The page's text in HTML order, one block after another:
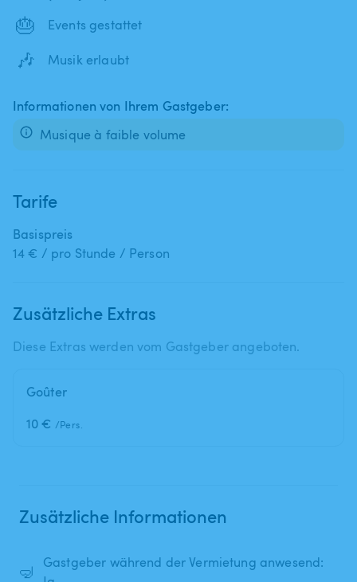
🎂 Events gestattet
🎶 Musik erlaubt
Informationen von Ihrem Gastgeber:
Musique à faible volume
Tarife
Basispreis
14 € / pro Stunde / Person
Zusätzliche Extras
Diese Extras werden vom Gastgeber angeboten.
Goûter
10 € /Pers.
Zusätzliche Informationen
🤿
Gastgeber während der Vermietung anwesend: